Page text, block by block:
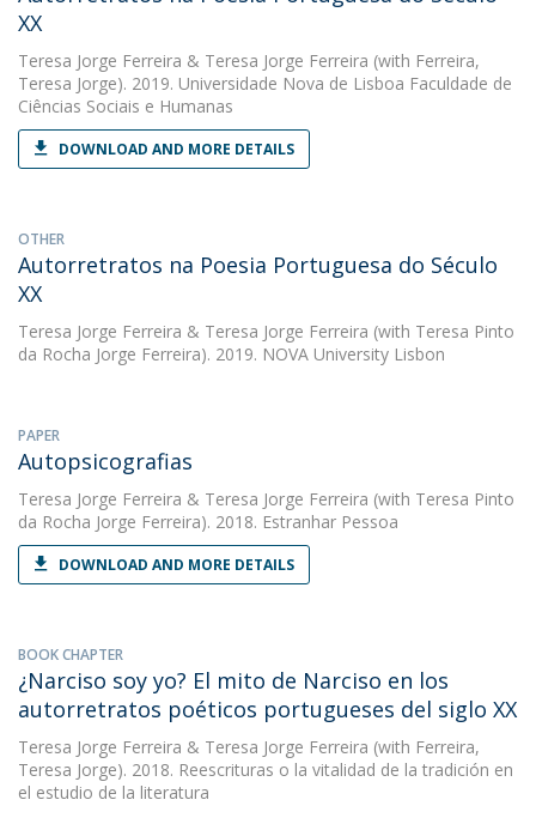
XX
Teresa Jorge Ferreira & Teresa Jorge Ferreira (with Ferreira,
Teresa Jorge). 2019. Universidade Nova de Lisboa Faculdade de
Ciências Sociais e Humanas
DOWNLOAD AND MORE DETAILS
OTHER
Autorretratos na Poesia Portuguesa do Século
XX
Teresa Jorge Ferreira & Teresa Jorge Ferreira (with Teresa Pinto
da Rocha Jorge Ferreira). 2019. NOVA University Lisbon
PAPER
Autopsicografias
Teresa Jorge Ferreira & Teresa Jorge Ferreira (with Teresa Pinto
da Rocha Jorge Ferreira). 2018. Estranhar Pessoa
DOWNLOAD AND MORE DETAILS
BOOK CHAPTER
¿Narciso soy yo? El mito de Narciso en los
autorretratos poéticos portugueses del siglo XX
Teresa Jorge Ferreira & Teresa Jorge Ferreira (with Ferreira,
Teresa Jorge). 2018. Reescrituras o la vitalidad de la tradición en
el estudio de la literatura